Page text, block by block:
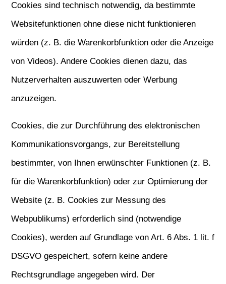
Cookies sind technisch notwendig, da bestimmte
Websitefunktionen ohne diese nicht funktionieren
würden (z. B. die Warenkorbfunktion oder die Anzeige
von Videos). Andere Cookies dienen dazu, das
Nutzerverhalten auszuwerten oder Werbung
anzuzeigen.
Cookies, die zur Durchführung des elektronischen
Kommunikationsvorgangs, zur Bereitstellung
bestimmter, von Ihnen erwünschter Funktionen (z. B.
für die Warenkorbfunktion) oder zur Optimierung der
Website (z. B. Cookies zur Messung des
Webpublikums) erforderlich sind (notwendige
Cookies), werden auf Grundlage von Art. 6 Abs. 1 lit. f
DSGVO gespeichert, sofern keine andere
Rechtsgrundlage angegeben wird. Der